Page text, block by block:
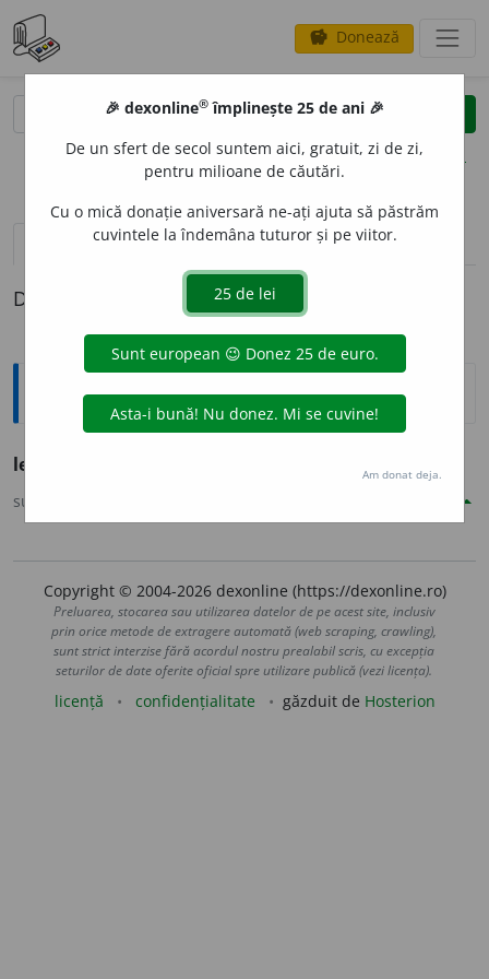
savings Donează
clear
opțiuni
definiții (1) pronunțievolume_up (2)
Definiția cu ID-ul 801471:
Explicative DEX
lenevie
sursa:
Copyright © 2004-2026 dexonline (https://dexonline.ro)
Preluarea, stocarea sau utilizarea datelor de pe acest site, inclusiv
prin orice metode de extragere automată (web scraping, crawling),
sunt strict interzise fără acordul nostru prealabil scris, cu excepția
seturilor de date oferite oficial spre utilizare publică (vezi licența).
licență confidențialitate găzduit de Hosterion
🎉 dexonline® împlinește 25 de ani 🎉
De un sfert de secol suntem aici, gratuit, zi de zi,
pentru milioane de căutări.
Cu o mică donație aniversară ne-ați ajuta să păstrăm
cuvintele la îndemâna tuturor și pe viitor.
Am donat deja.